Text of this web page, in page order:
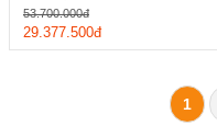
29.377.500đ
53.700.000đ
1